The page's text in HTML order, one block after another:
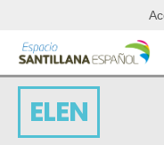
ELEN